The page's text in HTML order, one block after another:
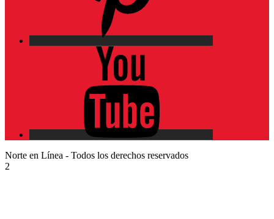
Norte en Línea - Todos los derechos reservados